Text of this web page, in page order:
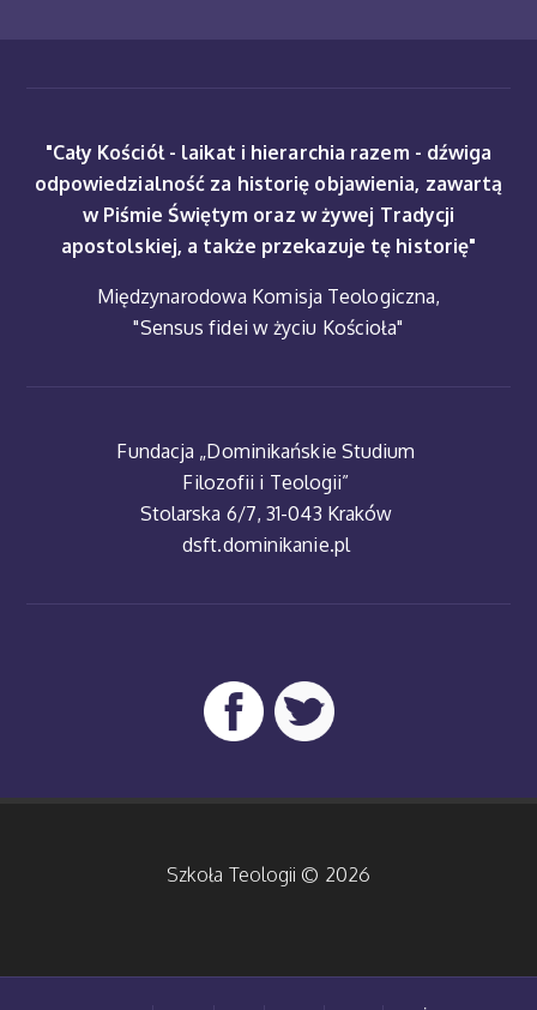
"Cały Kościół - laikat i hierarchia razem - dźwiga
odpowiedzialność za historię objawienia, zawartą
w Piśmie Świętym oraz w żywej Tradycji
apostolskiej, a także przekazuje tę historię"
Międzynarodowa Komisja Teologiczna,
"Sensus fidei w życiu Kościoła"
Fundacja „Dominikańskie Studium
Filozofii i Teologii”
Stolarska 6/7, 31-043 Kraków
dsft.dominikanie.pl
Szkoła Teologii © 2026